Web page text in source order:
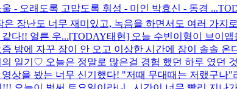
- 오래도록 고맙도록 휘성 - 미인 박효신 - 동경 ...
장난도 너무 재미있고, 녹음을 하면서도 여러 가
다!! 얼른 우...[TODAY태현] 오늘 수빈이형이 브이
밤에 자꾸 잠이 안 오고 이상한 시간에 잠이 솔솔
의 일기♡ 오늘은 정말로 많은걸 경험 했던 하루 였던
상을 봤는 너무 신기했다! "저때 무대때는 저랬구